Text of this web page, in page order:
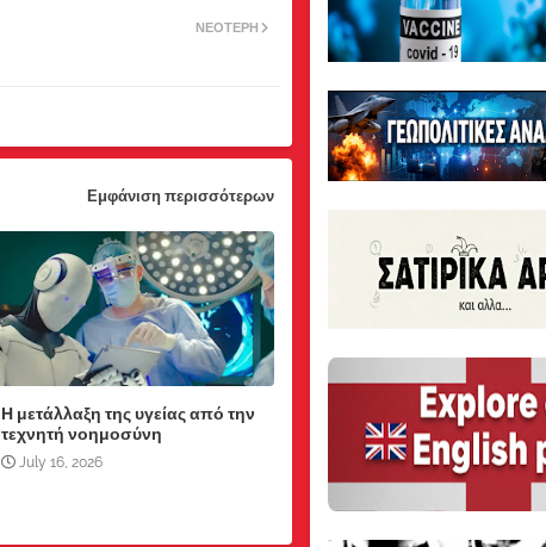
ΝΕΌΤΕΡΗ
Εμφάνιση περισσότερων
Η μετάλλαξη της υγείας από την
τεχνητή νοημοσύνη
July 16, 2026